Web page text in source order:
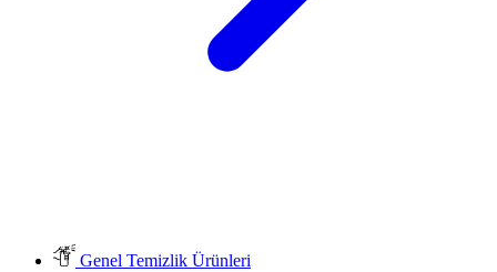
Genel Temizlik Ürünleri